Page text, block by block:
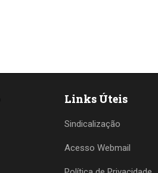
Links Úteis
Sindicalização
Acesso Webmail